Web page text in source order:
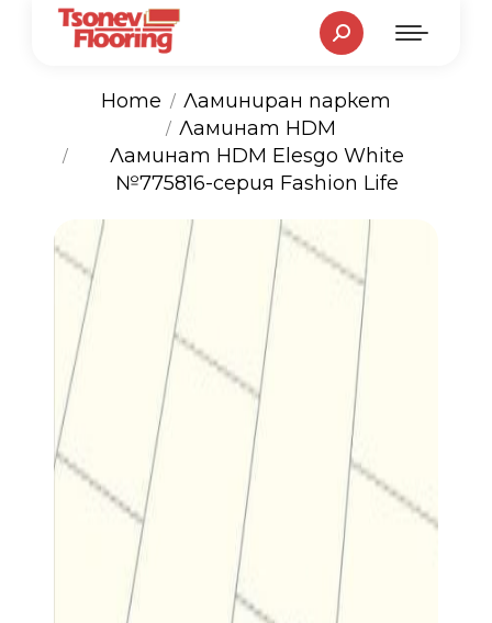
Search:
You are here:
Home
Ламиниран паркет
Ламинат HDM
Ламинат HDM Elesgo White
№775816-серия Fashion Life